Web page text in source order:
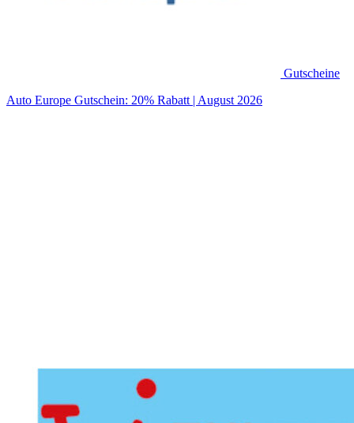
Gutscheine
Auto Europe Gutschein: 20% Rabatt | August 2026